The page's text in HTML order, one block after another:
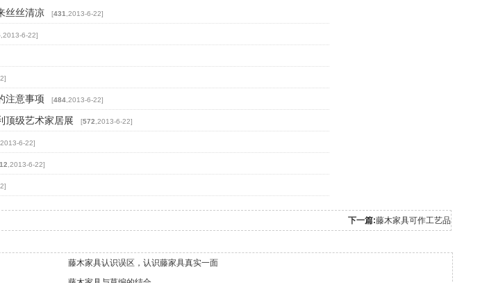
丝丝清凉 [431 ,2013-6-22]
,2013-6-22]
意事项 [484,2013-6-22]
级艺术家居展 [572 ,2013-6-22]
,2013-6-22]
,2013-6-22]
下一篇:藤木家具可作工艺品
藤木家具认识误区，认识藤家具真实一面